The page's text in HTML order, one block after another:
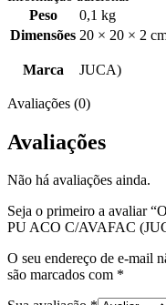
Peso
0,1 kg
Dimensões 20 × 20 × 2
Marca JUCA)
Avaliações (0)
Avaliações
Não há avaliações ainda.
Seja o primeiro a avaliar
PU ACO C/AVAFAC
O seu endereço de e-mail
são marcados com *